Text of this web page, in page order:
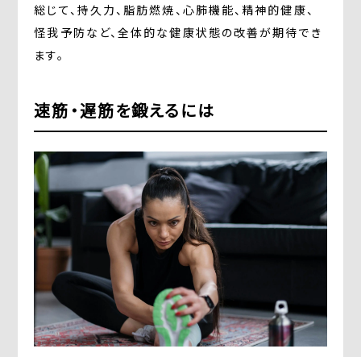
総じて、持久力、脂肪燃焼、心肺機能、精神的健康、
怪我予防など、全体的な健康状態の改善が期待でき
ます。
速筋・遅筋を鍛えるには